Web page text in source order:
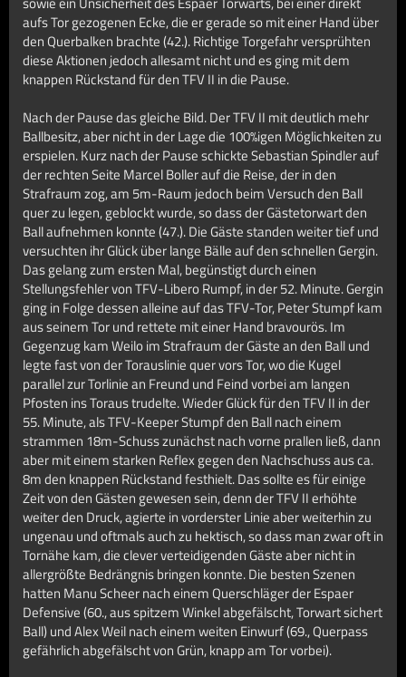
aufs Tor gezogenen Ecke, die er gerade so mit einer Hand über
den Querbalken brachte (42.). Richtige Torgefahr versprühten
diese Aktionen jedoch allesamt nicht und es ging mit dem
knappen Rückstand für den TFV II in die Pause.
Nach der Pause das gleiche Bild. Der TFV II mit deutlich mehr
Ballbesitz, aber nicht in der Lage die 100%igen Möglichkeiten zu
erspielen. Kurz nach der Pause schickte Sebastian Spindler auf
der rechten Seite Marcel Boller auf die Reise, der in den
Strafraum zog, am 5m-Raum jedoch beim Versuch den Ball
quer zu legen, geblockt wurde, so dass der Gästetorwart den
Ball aufnehmen konnte (47.). Die Gäste standen weiter tief und
versuchten ihr Glück über lange Bälle auf den schnellen Gergin.
Das gelang zum ersten Mal, begünstigt durch einen
Stellungsfehler von TFV-Libero Rumpf, in der 52. Minute. Gergin
ging in Folge dessen alleine auf das TFV-Tor, Peter Stumpf kam
aus seinem Tor und rettete mit einer Hand bravourös. Im
Gegenzug kam Weilo im Strafraum der Gäste an den Ball und
legte fast von der Torauslinie quer vors Tor, wo die Kugel
parallel zur Torlinie an Freund und Feind vorbei am langen
Pfosten ins Toraus trudelte. Wieder Glück für den TFV II in der
55. Minute, als TFV-Keeper Stumpf den Ball nach einem
strammen 18m-Schuss zunächst nach vorne prallen ließ, dann
aber mit einem starken Reflex gegen den Nachschuss aus ca.
8m den knappen Rückstand festhielt. Das sollte es für einige
Zeit von den Gästen gewesen sein, denn der TFV II erhöhte
weiter den Druck, agierte in vorderster Linie aber weiterhin zu
ungenau und oftmals auch zu hektisch, so dass man zwar oft in
Tornähe kam, die clever verteidigenden Gäste aber nicht in
allergrößte Bedrängnis bringen konnte. Die besten Szenen
hatten Manu Scheer nach einem Querschläger der Espaer
Defensive (60., aus spitzem Winkel abgefälscht, Torwart sichert
Ball) und Alex Weil nach einem weiten Einwurf (69., Querpass
gefährlich abgefälscht von Grün, knapp am Tor vorbei).